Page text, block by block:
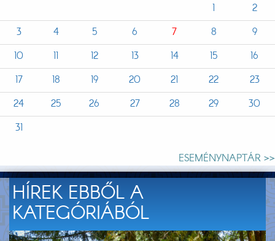
1
2
3
4 5 6 7 8
9
10
11 12 13 14 15
16
17
18 19 20 21 22
23
24
25 26 27 28 29
30
31
ESEMÉNYNAPTÁR >>
HÍREK EBBŐL A
KATEGÓRIÁBÓL